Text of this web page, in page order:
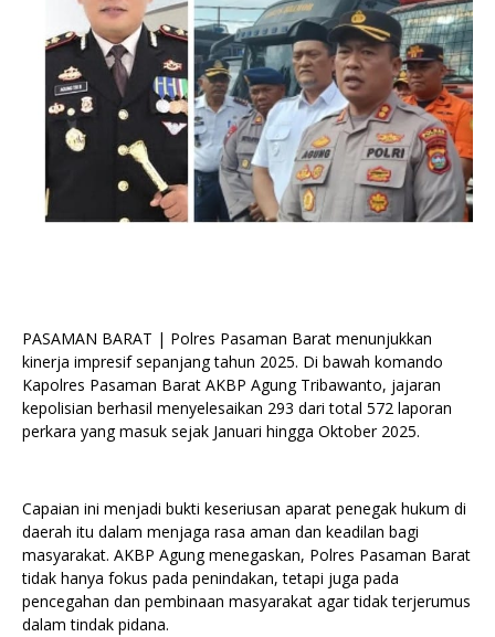
PASAMAN BARAT | Polres Pasaman Barat menunjukkan
kinerja impresif sepanjang tahun 2025. Di bawah komando
Kapolres Pasaman Barat AKBP Agung Tribawanto, jajaran
kepolisian berhasil menyelesaikan 293 dari total 572 laporan
perkara yang masuk sejak Januari hingga Oktober 2025.
Capaian ini menjadi bukti keseriusan aparat penegak hukum di
daerah itu dalam menjaga rasa aman dan keadilan bagi
masyarakat. AKBP Agung menegaskan, Polres Pasaman Barat
tidak hanya fokus pada penindakan, tetapi juga pada
pencegahan dan pembinaan masyarakat agar tidak terjerumus
dalam tindak pidana.